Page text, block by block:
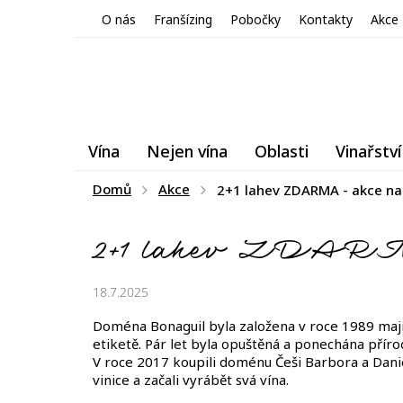
O nás Franšízing Pobočky Kontakty Akce
Vína Nejen vína Oblasti Vinařství
Domů Akce 2+1 lahev ZDARMA - akce na
2+1 lahev
18.7.2025
Doména Bonaguil byla založena v roce 1989
etiketě. Pár let byla opuštěná a ponechána
V roce 2017 koupili doménu Češi Barbora a
vinice a začali vyrábět svá vína.